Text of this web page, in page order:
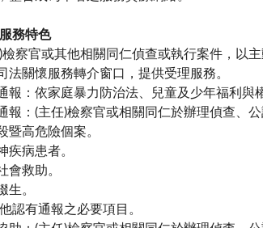
務特色
檢察官或其他相關同仁偵查或執行案件，以
法關懷服務轉介窗口，提供受理服務。
報：依家庭暴力防治法、兒童及少年福利與
報：(主任)檢察官或相關同仁於辦理偵查、
暨高危險個案。
疾病患者。
會救助。
生。
認有通報之必要項目。